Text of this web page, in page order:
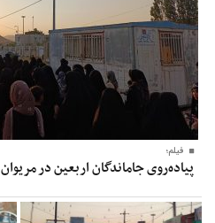
فیلم؛
پیاده‌روی جاماندگان اربعین در مریوان